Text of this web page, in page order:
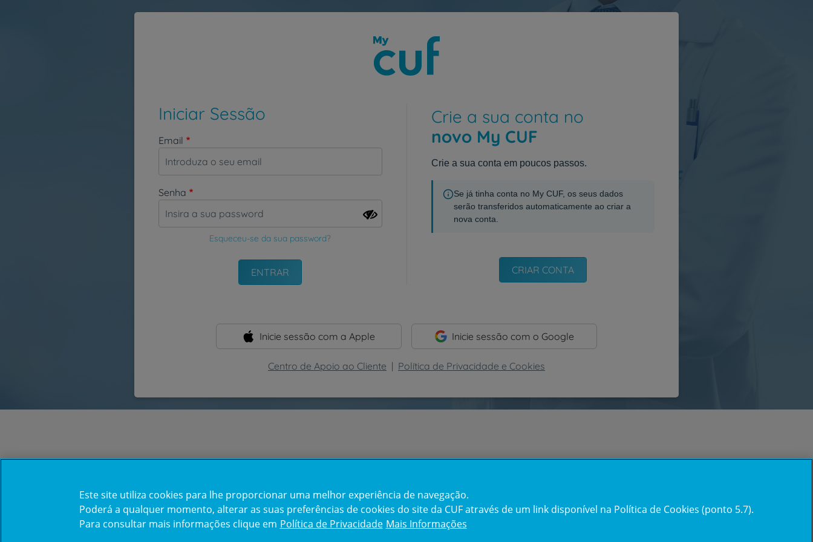
Iniciar Sessão
Email
Senha
Esqueceu-se da sua password?
Crie a sua conta no
novo My CUF
Crie a sua conta em poucos passos.
Se já tinha conta no My CUF, os seus dados
serão transferidos automaticamente ao criar a
nova conta.
CRIAR CONTA
Inicie sessão com a Apple Inicie sessão com o Google
Centro de Apoio ao Cliente | Política de Privacidade e Cookies
Este site utiliza cookies para lhe proporcionar uma melhor experiência de navegação.
Poderá a qualquer momento, alterar as suas preferências de cookies do site da CUF através de um link disponível na Política de Cookies (ponto 5.7).
Para consultar mais informações clique em Política de Privacidade Mais Informações